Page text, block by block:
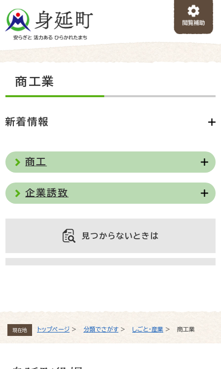
ー
先
現在地 トップページ > 分類でさがす > しごと・産業 > 商工業
商工業
新着情報
商工
企業誘致
見つからないときは